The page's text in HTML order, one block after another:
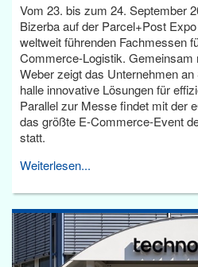
Vom 23. bis zum 24. September
Bizerba auf der Parcel+Post
weltweit führenden Fachmessen
Commerce-Logistik. Gemeinsam
Weber zeigt das Unternehmen
halle innovative Lösungen für
Parallel zur Messe findet mit der
das größte E-Commerce-Event
statt.
Weiterlesen...